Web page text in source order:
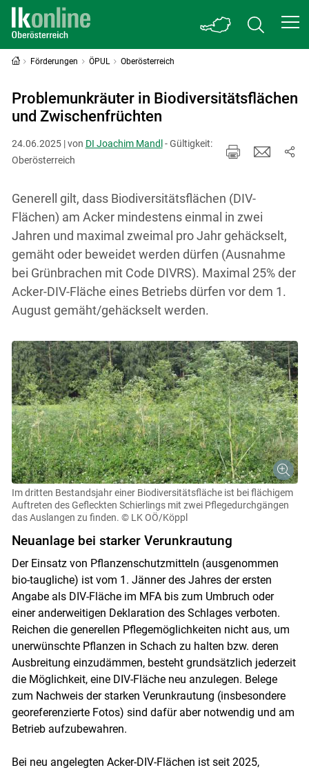
Förderungen ÖPUL Oberösterreich
Problemunkräuter in Biodiversitätsflächen
und Zwischenfrüchten
24.06.2025 | von DI Joachim Mandl- Gültigkeit:
Oberösterreich
Generell gilt, dass Biodiversitätsflächen (DIV-
Flächen) am Acker mindestens einmal in zwei
Jahren und maximal zweimal pro Jahr gehäckselt,
gemäht oder beweidet werden dürfen (Ausnahme
bei Grünbrachen mit Code DIVRS). Maximal 25% der
Acker-DIV-Fläche eines Betriebs dürfen vor dem 1.
August gemäht/gehäckselt werden.
Im dritten Bestandsjahr einer Biodiversitätsfläche ist bei flächigem
Auftreten des Gefleckten Schierlings mit zwei Pflegedurchgängen
das Auslangen zu finden. © LK OÖ/Köppl
Neuanlage bei starker Verunkrautung
Der Einsatz von Pflanzenschutzmitteln (ausgenommen
bio-taugliche) ist vom 1. Jänner des Jahres der ersten
Angabe als DIV-Fläche im MFA bis zum Umbruch oder
einer anderweitigen Deklaration des Schlages verboten.
Reichen die generellen Pflegemöglichkeiten nicht aus, um
unerwünschte Pflanzen in Schach zu halten bzw. deren
Ausbreitung einzudämmen, besteht grundsätzlich jederzeit
die Möglichkeit, eine DIV-Fläche neu anzulegen. Belege
zum Nachweis der starken Verunkrautung (insbesondere
georeferenzierte Fotos) sind dafür aber notwendig und am
Betrieb aufzubewahren.
Bei neu angelegten Acker-DIV-Flächen ist seit 2025,